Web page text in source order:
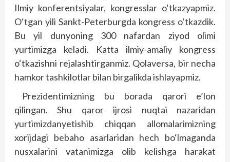
Ilmiy konferentsiyalar, kongresslar o‘tkazyapmiz.
O‘tgan yili Sankt-Peterburgda kongress o‘tkazdik.
Bu yil dunyoning 300 nafardan ziyod olimi
yurtimizga keladi. Katta ilmiy-amaliy kongress
o‘tkazishni rejalashtirganmiz. Qolaversa, bir necha
hamkor tashkilotlar bilan birgalikda ishlayapmiz.
Prezidentimizning bu borada qarori e’lon
qilingan. Shu qaror ijrosi nuqtai nazaridan
yurtimizdanyetishib chiqqan allomalarimizning
xorijdagi bebaho asarlaridan hech bo‘lmaganda
nusxalarini vatanimizga olib kelishga harakat